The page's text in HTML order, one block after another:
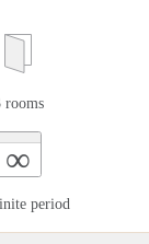
rooms
∞
period